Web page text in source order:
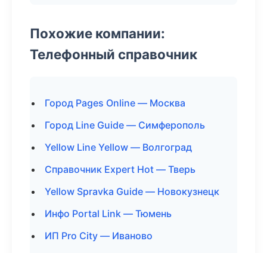
Похожие компании:
Телефонный справочник
Город Pages Online — Москва
Город Line Guide — Симферополь
Yellow Line Yellow — Волгоград
Справочник Expert Hot — Тверь
Yellow Spravka Guide — Новокузнецк
Инфо Portal Link — Тюмень
ИП Pro City — Иваново